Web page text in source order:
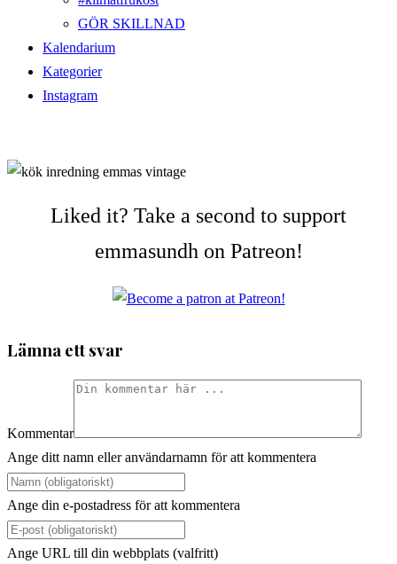
GÖR SKILLNAD
Kalendarium
Kategorier
Instagram
Liked it? Take a second to support
emmasundh on Patreon!
Lämna ett svar
Kommentar
Ange ditt namn eller användarnamn för att kommentera
Ange din e-postadress för att kommentera
Ange URL till din webbplats (valfritt)